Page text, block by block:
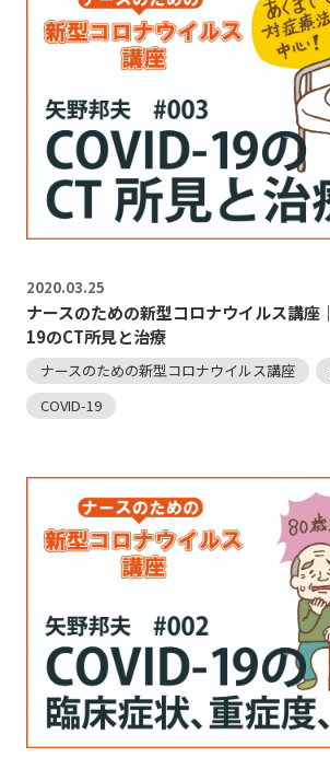
2020.03.25
ナースのための新型コロナウイルス講座
19のCT所見と治療
ナースのための新型コロナウイルス講座
COVID-19